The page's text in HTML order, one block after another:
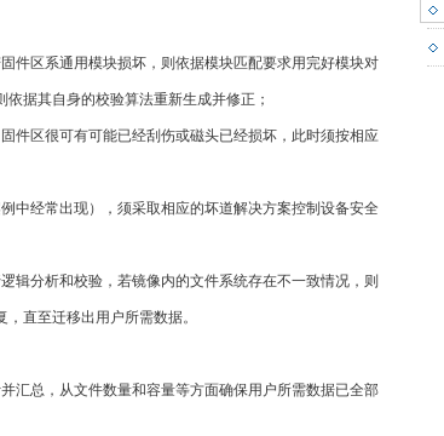
区系通用模块损坏，则依据模块匹配要求用完好模块对
据其自身的校验算法重新生成并修正；
区很可有可能已经刮伤或磁头已经损坏，此时须按相应
经常出现），须采取相应的坏道解决方案控制设备安全
分析和校验，若镜像内的文件系统存在不一致情况，则
直至迁移出用户所需数据。
总，从文件数量和容量等方面确保用户所需数据已全部